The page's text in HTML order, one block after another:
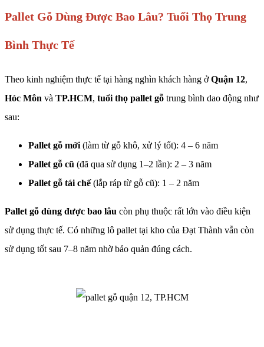
Pallet Gỗ Dùng Được Bao Lâu? Tuổi Thọ Trung
Bình Thực Tế
Theo kinh nghiệm thực tế tại hàng nghìn khách hàng ởQuận 12,
Hóc Môn và TP.HCM, tuổi thọ pallet gỗ trung bình dao động như
sau:
Pallet gỗ mới (làm từ gỗ khô, xử lý tốt): 4 – 6 năm
Pallet gỗ cũ (đã qua sử dụng 1–2 lần): 2 – 3 năm
Pallet gỗ tái chế(lắp ráp từ gỗ cũ): 1 – 2 năm
Pallet gỗ dùng được bao lâu còn phụ thuộc rất lớn vào điều kiện
sử dụng thực tế. Có những lô pallet tại kho của Đạt Thành vẫn còn
sử dụng tốt sau 7–8 năm nhờ bảo quản đúng cách.